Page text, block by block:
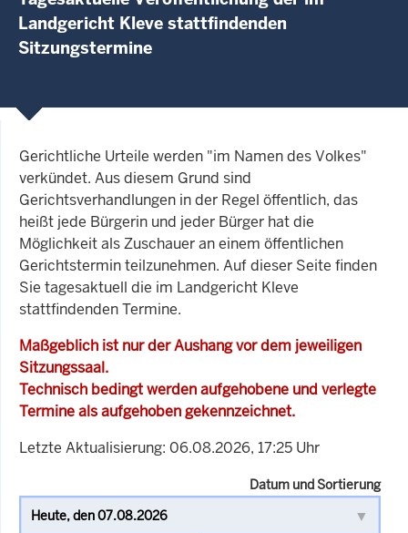
Landgericht Kleve stattfindenden
Sitzungstermine
Gerichtliche Urteile werden "im Namen des Volkes"
verkündet. Aus diesem Grund sind
Gerichtsverhandlungen in der Regel öffentlich, das
heißt jede Bürgerin und jeder Bürger hat die
Möglichkeit als Zuschauer an einem öffentlichen
Gerichtstermin teilzunehmen. Auf dieser Seite finden
Sie tagesaktuell die im Landgericht Kleve
stattfindenden Termine.
Maßgeblich ist nur der Aushang vor dem jeweiligen
Sitzungssaal.
Technisch bedingt werden aufgehobene und verlegte
Termine als aufgehoben gekennzeichnet.
Letzte Aktualisierung: 06.08.2026, 17:25 Uhr
Datum und Sortierung